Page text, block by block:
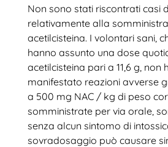
Non sono stati riscontrati casi
relativamente alla
acetilcisteina. I volontari sani,
hanno assunto una dose
acetilcisteina pari a 11,6 g, non
manifestato reazioni avverse
a 500 mg NAC / kg di peso
somministrate per via orale,
senza alcun sintomo di
sovradosaggio può causare